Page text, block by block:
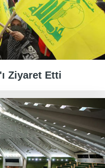
Ziyaret Etti